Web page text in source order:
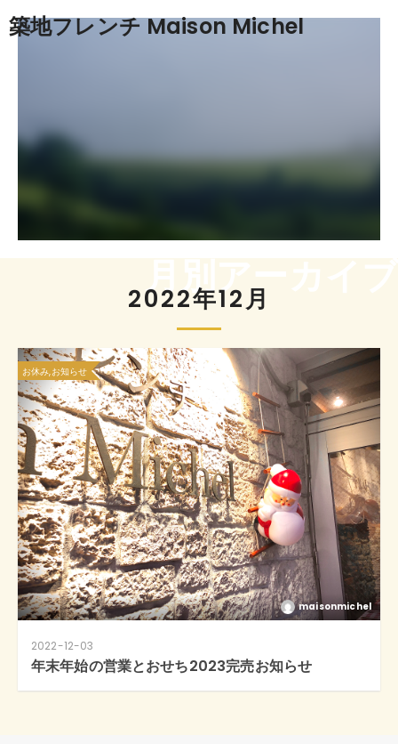
築地フレンチ Maison Michel
2022年12月
月別アーカイブ
お休み,お知らせ
maisonmichel
2022-12-03
年末年始の営業とおせち2023完売お知らせ